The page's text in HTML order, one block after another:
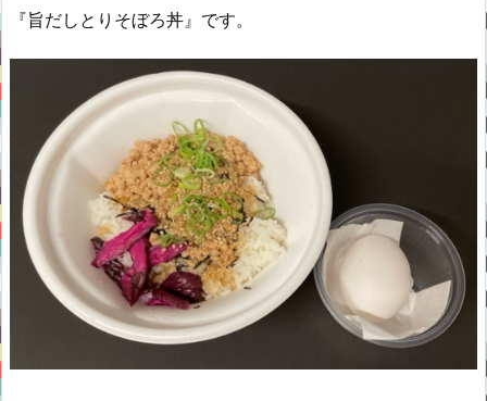
『旨だしとりそぼろ丼』です。